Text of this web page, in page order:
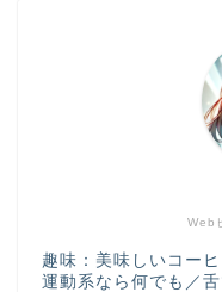
Web
趣味：美味しいコー
運動系なら何でも／